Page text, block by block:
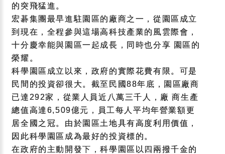
的突飛猛進。
宏碁集團最早進駐園區的廠商之一，從園區成立
到現在，全程參與這場高科技產業的風雲際會，
十分慶幸能與園區一起成長，同時也分享 園區的
榮耀。
科學園區成立以來，政府的實際花費有限。可是
民間的投資卻很大。截至民國88年底，園區廠商
已達292家，從業人員近八萬三千人，廠 商生產
總值高達6,509億元，員工每人平均年營業額更
居全國之冠。由於園區土地具有高度利用價值，
因此科學園區成為最好的投資標的。
在政府的主動開發下，科學園區以四兩撥千金的